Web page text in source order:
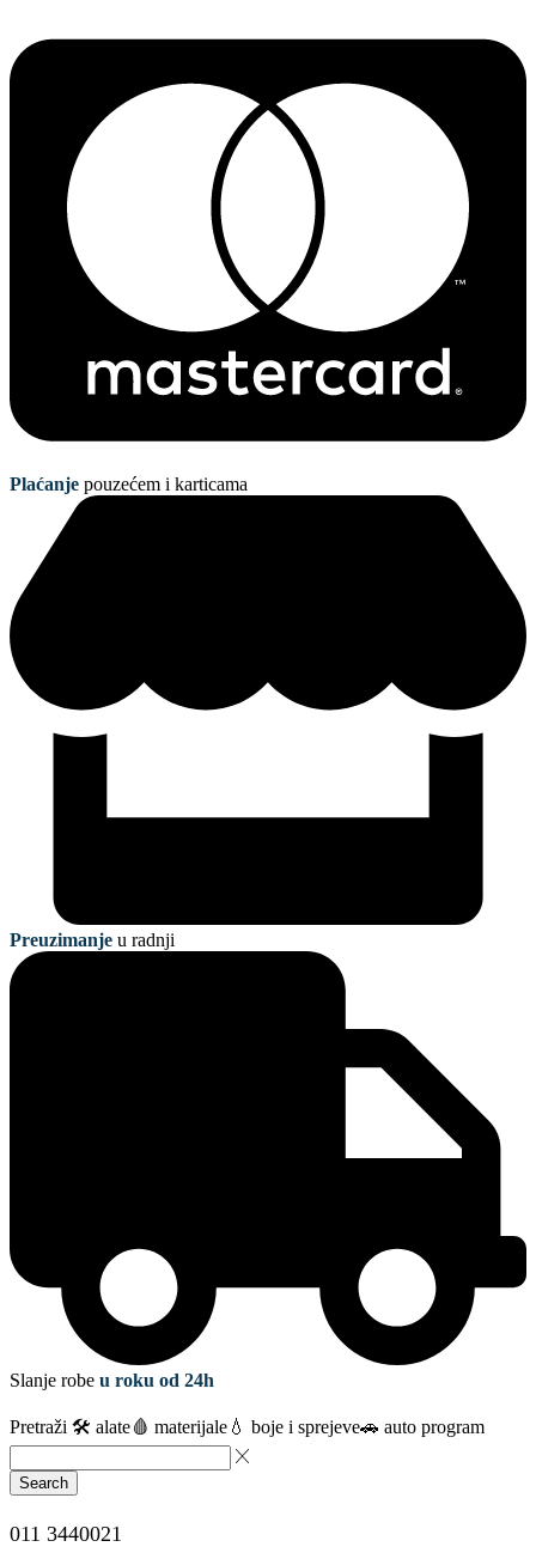
Plaćanje pouzećem i karticama
Preuzimanje u radnji
Slanje robe u roku od 24h
Pretraži 🛠️ alate🩸 materijale 💧 boje i sprejeve🚗 auto program
Search
011 3440021